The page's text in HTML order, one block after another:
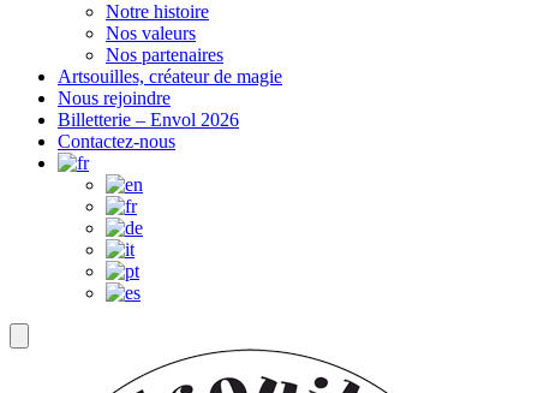
Notre histoire
Nos valeurs
Nos partenaires
Artsouilles, créateur de magie
Nous rejoindre
Billetterie – Envol 2026
Contactez-nous